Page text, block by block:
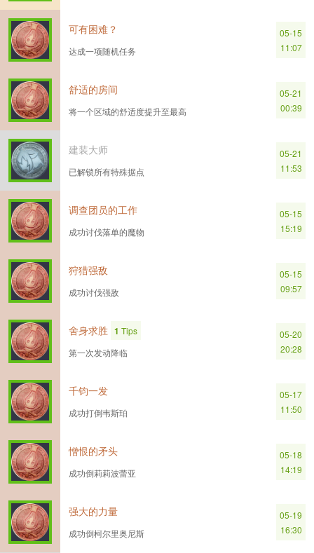
可有困难？
达成一项随机任务
05-15
11:07
舒适的房间
将一个区域的舒适度提升至最高
05-21
00:39
建装大师
已解锁所有特殊据点
05-21
11:53
调查团员的工作
成功讨伐落单的魔物
05-15
15:19
狩猎强敌
成功讨伐强敌
05-15
09:57
舍身求胜 1 Tips
第一次发动降临
05-20
20:28
千钧一发
成功打倒韦斯珀
05-17
11:50
憎恨的矛头
成功倒莉莉波蕾亚
05-18
14:19
强大的力量
成功倒柯尔里奥尼斯
05-19
16:30